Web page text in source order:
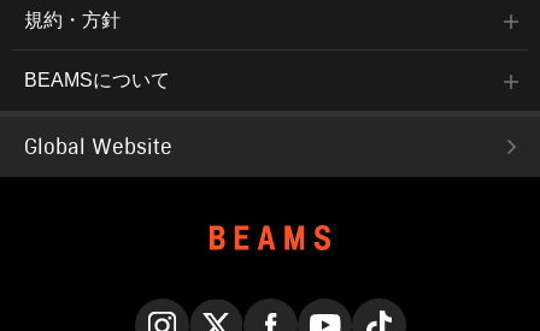
規約・方針
BEAMSについて
Global Website